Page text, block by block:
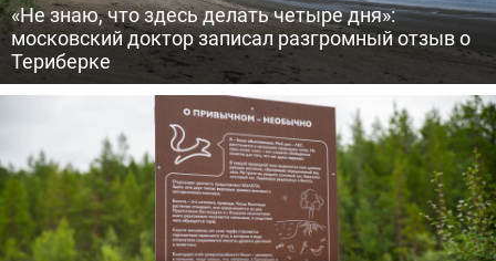
«Не знаю, что здесь делать четыре дня»:
московский доктор записал разгромный отзыв о
Териберке